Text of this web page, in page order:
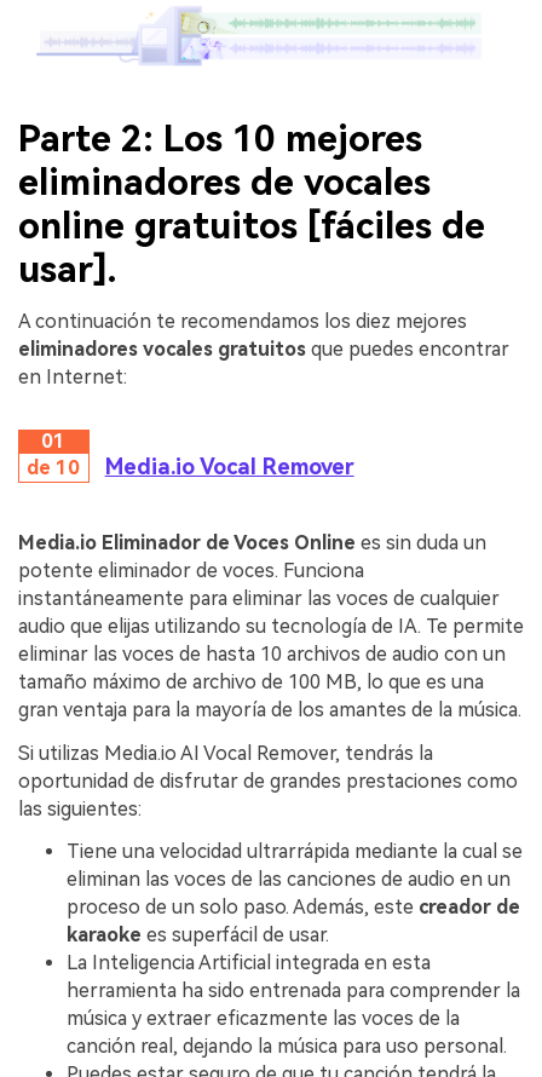
Parte 2: Los 10 mejores
eliminadores de vocales
online gratuitos [fáciles de
usar].
A continuación te recomendamos los diez mejores
eliminadores vocales gratuitos que puedes encontrar
en Internet:
01
de 10
Media.io Vocal Remover
Media.io Eliminador de Voces Online es sin duda un
potente eliminador de voces. Funciona
instantáneamente para eliminar las voces de cualquier
audio que elijas utilizando su tecnología de IA. Te permite
eliminar las voces de hasta 10 archivos de audio con un
tamaño máximo de archivo de 100 MB, lo que es una
gran ventaja para la mayoría de los amantes de la música.
Si utilizas Media.io AI Vocal Remover, tendrás la
oportunidad de disfrutar de grandes prestaciones como
las siguientes:
Tiene una velocidad ultrarrápida mediante la cual se
eliminan las voces de las canciones de audio en un
proceso de un solo paso. Además, este creador de
karaoke es superfácil de usar.
La Inteligencia Artificial integrada en esta
herramienta ha sido entrenada para comprender la
música y extraer eficazmente las voces de la
canción real, dejando la música para uso personal.